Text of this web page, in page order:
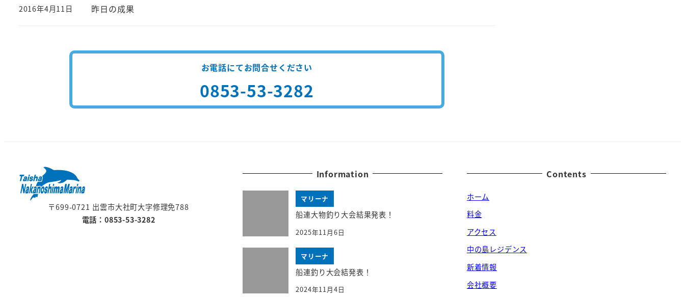
昨日の成果
投稿日
2016年4月11日
お電話にてお問合せください
0853-53-3282
〒699-0721 出雲市大社町大字修理免788
電話：0853-53-3282
Information
マリーナ
船連大物釣り大会結果発表！
2025年11月6日
マリーナ
船連釣り大会結発表！
2024年11月4日
Contents
ホーム
料金
アクセス
中の島レジデンス
新着情報
会社概要